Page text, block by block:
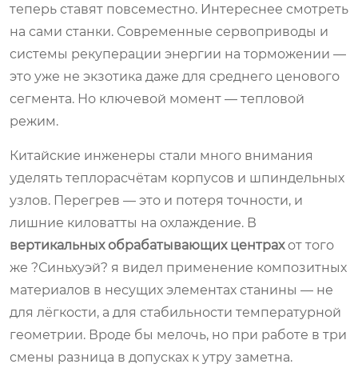
теперь ставят повсеместно. Интереснее смотреть
на сами станки. Современные сервоприводы и
системы рекуперации энергии на торможении —
это уже не экзотика даже для среднего ценового
сегмента. Но ключевой момент — тепловой
режим.
Китайские инженеры стали много внимания
уделять теплорасчётам корпусов и шпиндельных
узлов. Перегрев — это и потеря точности, и
лишние киловатты на охлаждение. В
вертикальных обрабатывающих центрахот того
же ?Синьхуэй? я видел применение композитных
материалов в несущих элементах станины — не
для лёгкости, а для стабильности температурной
геометрии. Вроде бы мелочь, но при работе в три
смены разница в допусках к утру заметна.